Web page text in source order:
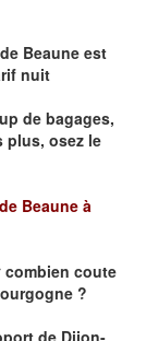
Beaune est
nuit
de bagages,
plus, osez le
Beaune à
combien coute
?